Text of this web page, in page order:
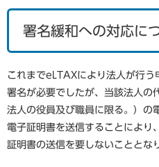
署名緩和への対応に
これまでeLTAXにより法人が行
署名が必要でしたが、当該法人の
法人の役員及び職員に限る。）の
電子証明書を送信することにより
証明書の送信を要しないこととな